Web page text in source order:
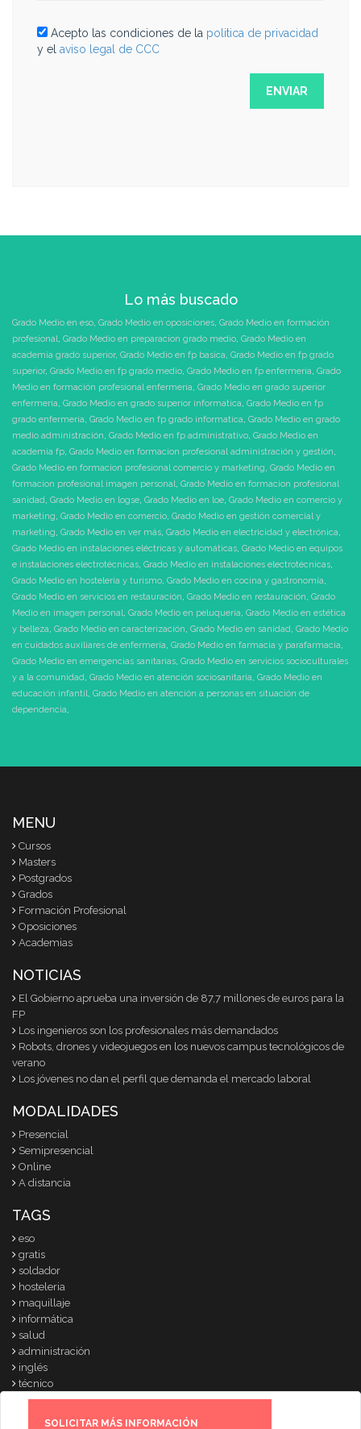
SOLICITAR MÁS INFORMACIÓN
Acepto las condiciones de la politica de privacidad
y el aviso legal de CCC
Lo más buscado
Grado Medio en eso, Grado Medio en oposiciones, Grado Medio en formación
profesional, Grado Medio en preparacion grado medio, Grado Medio en
academia grado superior, Grado Medio en fp basica, Grado Medio en fp grado
superior, Grado Medio en fp grado medio, Grado Medio en fp enfermeria, Grado
Medio en formación profesional enfermeria, Grado Medio en grado superior
enfermeria, Grado Medio en grado superior informatica, Grado Medio en fp
grado enfermeria, Grado Medio en fp grado informatica, Grado Medio en grado
medio administración, Grado Medio en fp administrativo, Grado Medio en
academia fp, Grado Medio en formacion profesional administración y gestión,
Grado Medio en formacion profesional comercio y marketing, Grado Medio en
formacion profesional imagen personal, Grado Medio en formacion profesional
sanidad, Grado Medio en logse, Grado Medio en loe, Grado Medio en comercio y
marketing, Grado Medio en comercio, Grado Medio en gestión comercial y
marketing, Grado Medio en ver más, Grado Medio en electricidad y electrónica,
Grado Medio en instalaciones eléctricas y automáticas, Grado Medio en equipos
e instalaciones electrotécnicas, Grado Medio en instalaciones electrotécnicas,
Grado Medio en hostelería y turismo, Grado Medio en cocina y gastronomía,
Grado Medio en servicios en restauración, Grado Medio en restauración, Grado
Medio en imagen personal, Grado Medio en peluquería, Grado Medio en estética
y belleza, Grado Medio en caracterización, Grado Medio en sanidad, Grado Medio
en cuidados auxiliares de enfermería, Grado Medio en farmacia y parafarmacia,
Grado Medio en emergencias sanitarias, Grado Medio en servicios socioculturales
y a la comunidad, Grado Medio en atención sociosanitaria, Grado Medio en
educación infantil, Grado Medio en atención a personas en situación de
dependencia,
MENU
Cursos
Masters
Postgrados
Grados
Formación Profesional
Oposiciones
Academias
NOTICIAS
El Gobierno aprueba una inversión de 87,7 millones de euros para la
FP
Los ingenieros son los profesionales más demandados
Robots, drones y videojuegos en los nuevos campus tecnológicos de
verano
Los jóvenes no dan el perfil que demanda el mercado laboral
MODALIDADES
Presencial
Semipresencial
Online
A distancia
TAGS
eso
gratis
soldador
hosteleria
maquillaje
informática
salud
administración
inglés
técnico
© 2007-2025 www.cursosparati.com|info@cursosparati.com